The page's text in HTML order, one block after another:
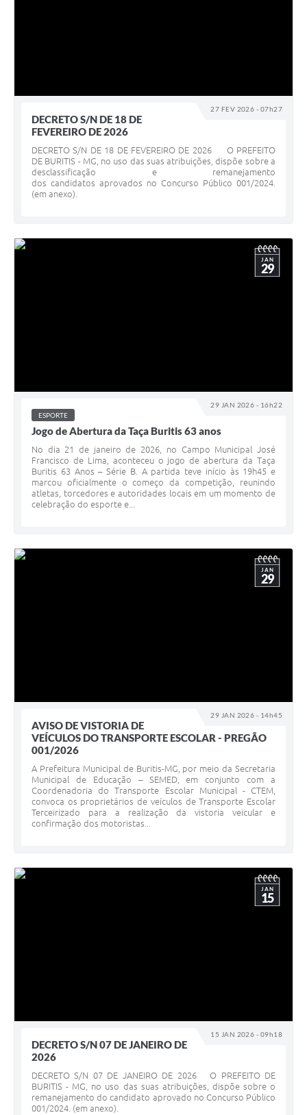
27 FEV 2026 - 07h27
DECRETO S/N DE 18 DE
FEVEREIRO DE 2026
DECRETO S/N DE 18 DE FEVEREIRO DE 2026 O PREFEITO
DE BURITIS - MG, no uso das suas atribuições, dispõe sobre a
desclassificação e remanejamento
dos candidatos aprovados no Concurso Público 001/2024.
(em anexo).
29 JAN 2026 - 16h22
JAN
29
ESPORTE
Jogo de Abertura da Taça Buritis 63 anos
No dia 21 de janeiro de 2026, no Campo Municipal José
Francisco de Lima, aconteceu o jogo de abertura da Taça
Buritis 63 Anos – Série B. A partida teve início às 19h45 e
marcou oficialmente o começo da competição, reunindo
atletas, torcedores e autoridades locais em um momento de
celebração do esporte e...
29 JAN 2026 - 14h45
JAN
29
AVISO DE VISTORIA DE
VEÍCULOS DO TRANSPORTE ESCOLAR - PREGÃO
001/2026
A Prefeitura Municipal de Buritis-MG, por meio da Secretaria
Municipal de Educação – SEMED, em conjunto com a
Coordenadoria do Transporte Escolar Municipal - CTEM,
convoca os proprietários de veículos de Transporte Escolar
Terceirizado para a realização da vistoria veicular e
confirmação dos motoristas...
15 JAN 2026 - 09h18
JAN
15
DECRETO S/N 07 DE JANEIRO DE
2026
DECRETO S/N 07 DE JANEIRO DE 2026 O PREFEITO DE
BURITIS - MG, no uso das suas atribuições, dispõe sobre o
remanejamento do candidato aprovado no Concurso Público
001/2024. (em anexo).